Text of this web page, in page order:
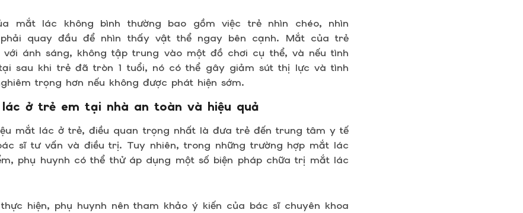
mắt lác không bình thường bao gồm việc trẻ nhìn chéo, nhìn
quay đầu để nhìn thấy vật thể ngay bên cạnh. Mắt của trẻ
với ánh sáng, không tập trung vào một đồ chơi cụ thể, và nếu tình
sau khi trẻ đã tròn 1 tuổi, nó có thể gây giảm sút thị lực và tình
trọng hơn nếu không được phát hiện sớm.
ở trẻ em tại nhà an toàn và hiệu quả
mắt lác ở trẻ, điều quan trọng nhất là đưa trẻ đến trung tâm y tế
sĩ tư vấn và điều trị. Tuy nhiên, trong những trường hợp mắt lác
phụ huynh có thể thử áp dụng một số biện pháp chữa trị mắt lác
hiện, phụ huynh nên tham khảo ý kiến của bác sĩ chuyên khoa